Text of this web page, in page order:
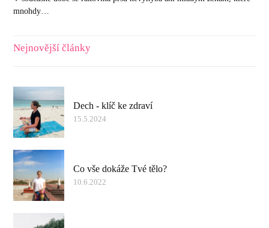
mnohdy…
Nejnovější články
Dech - klíč ke zdraví
15.5.2024
Co vše dokáže Tvé tělo?
10.6.2022